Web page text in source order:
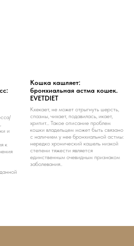
и
к
Кошка кашляет:
бронхиальная астма кошек.
EVETDIET
Кхекает, не может отрыгнуть шерсть,
спазмы, чихает, подавилась, икает,
хрипит... Такое описание проблем
кошки владельцем может быть связано
с наличием у нее бронхиальной астмы:
нередко хронический кашель низкой
степени тяжести является
единственным очевидным признаком
заболевания..